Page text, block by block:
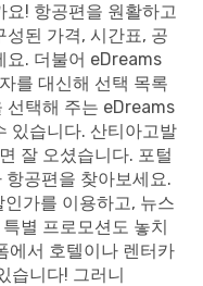
요! 항공편을 원활하고
된 가격, 시간표, 공
요. 더불어 eDreams
를 대신해 선택 목록
선택해 주는 eDreams
있습니다. 산티아고발
잘 오셨습니다. 포털
공편을 찾아보세요.
가를 이용하고, 뉴스
별 프로모션도 놓치
에서 호텔이나 렌터카
습니다! 그러니